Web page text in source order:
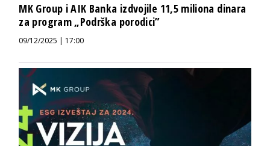
MK Group i AIK Banka izdvojile 11,5 miliona dinara
za program „Podrška porodici”
09/12/2025 | 17:00